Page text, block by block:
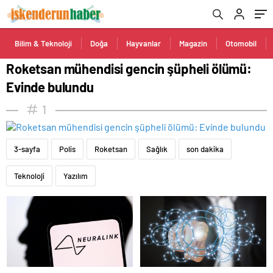
Bilim & Teknoloji Doğa Hayvanlar Magazin Otomobil
Roketsan mühendisi gencin şüpheli ölümü:
Evinde bulundu
1
3-sayfa Polis Roketsan Sağlık son dakika
Teknoloji Yazılım